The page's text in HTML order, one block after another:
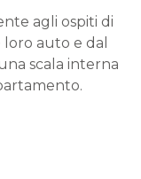
agli ospiti di
auto e dal
scala interna